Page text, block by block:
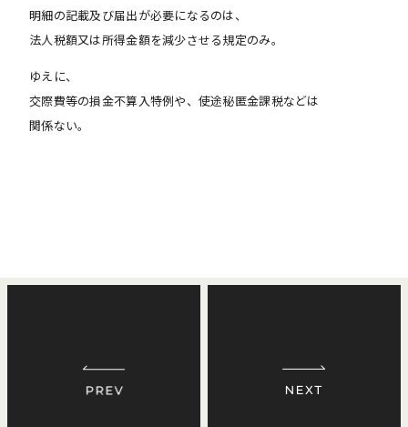
明細の記載及び届出が必要になるのは、
法人税額又は所得金額を減少させる規定のみ。
ゆえに、
交際費等の損金不算入特例や、使途秘匿金課税などは
関係ない。